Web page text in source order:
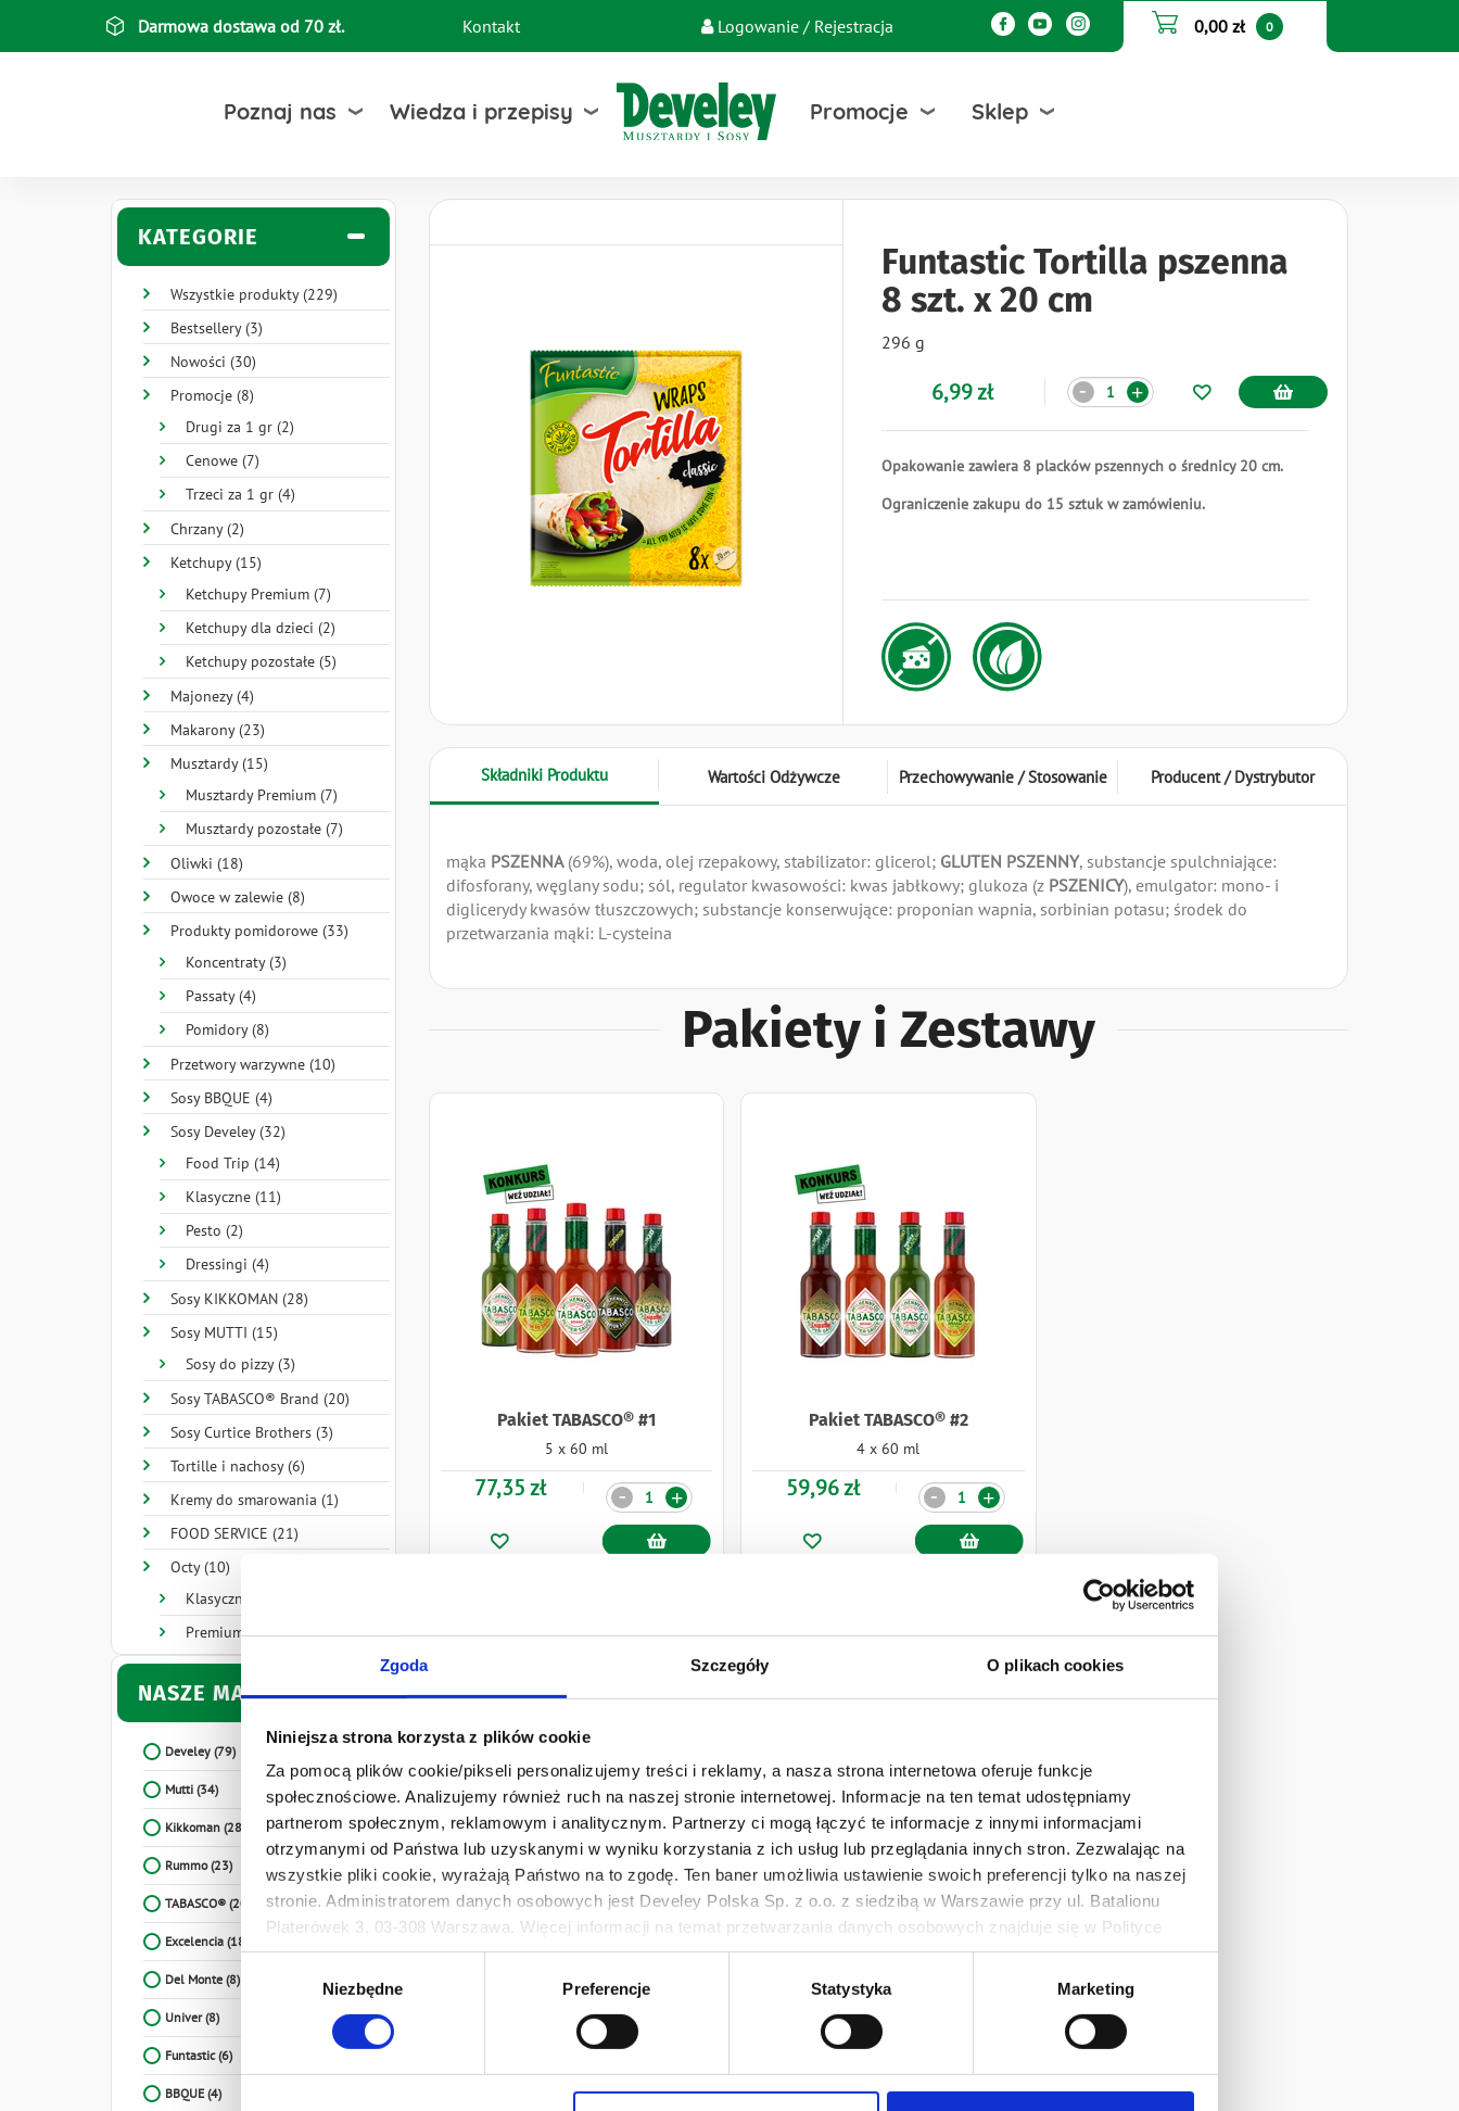
Zgoda Szczegóły O plikach cookies
Niniejsza strona korzysta z plików cookie
Za pomocą plików cookie/pikseli personalizujemy treści i reklamy, a nasza strona internetowa oferuje funkcje
społecznościowe. Analizujemy również ruch na naszej stronie internetowej. Informacje na ten temat udostępniamy
partnerom społecznym, reklamowym i analitycznym. Partnerzy ci mogą łączyć te informacje z innymi informacjami
otrzymanymi od Państwa lub uzyskanymi w wyniku korzystania z ich usług lub przeglądania innych stron. Zezwalając na
wszystkie pliki cookie, wyrażają Państwo na to zgodę. Ten baner umożliwia ustawienie swoich preferencji tylko na naszej
stronie. Administratorem danych osobowych jest Develey Polska Sp. z o.o. z siedzibą w Warszawie przy ul. Batalionu
Platerówek 3, 03-308 Warszawa. Więcej informacji na temat przetwarzania danych osobowych znajduje się w Polityce
Prywatności.
Ten baner umożliwia ustawienie Twoich preferencji tylko na naszej stronie. Administratorem danych osobowych jest
przetwarzaniu danych osobowych jest wPolityki prywatności
Niezbędne Preferencje Statystyka Marketing
Darmowa dostawa od 70 zł. Kontakt Logowanie / Rejestracja 0,00 zł 0
Poznaj nas Wiedza i przepisy Promocje Sklep
KATEGORIE
Wszystkie produkty (229)
Bestsellery (3)
Nowości (30)
Promocje (8)
Drugi za 1 gr (2)
Cenowe (7)
Trzeci za 1 gr (4)
Chrzany (2)
Ketchupy (15)
Ketchupy Premium (7)
Ketchupy dla dzieci (2)
Ketchupy pozostałe (5)
Majonezy (4)
Makarony (23)
Musztardy (15)
Musztardy Premium (7)
Musztardy pozostałe (7)
Oliwki (18)
Owoce w zalewie (8)
Produkty pomidorowe (33)
Koncentraty (3)
Passaty (4)
Pomidory (8)
Przetwory warzywne (10)
Sosy BBQUE (4)
Sosy Develey (32)
Food Trip (14)
Klasyczne (11)
Pesto (2)
Dressingi (4)
Sosy KIKKOMAN (28)
Sosy MUTTI (15)
Sosy do pizzy (3)
Sosy TABASCO® Brand (20)
Sosy Curtice Brothers (3)
Tortille i nachosy (6)
Kremy do smarowania (1)
FOOD SERVICE (21)
Octy (10)
Klasyczne (6)
Premium (2)
NASZE MARKI
Develey (79)
Mutti (34)
Kikkoman (28)
Rummo (23)
TABASCO® (20)
Excelencia (18)
Del Monte (8)
Univer (8)
Funtastic (6)
BBQUE (4)
Funtastic Tortilla pszenna
8 szt. x 20 cm
296 g
6,99 zł Ilość +
-
Opakowanie zawiera 8 placków pszennych o średnicy 20 cm.
Ograniczenie zakupu do 15 sztuk w zamówieniu.
Składniki Produktu
mąka PSZENNA(69%), woda, olej rzepakowy, stabilizator: glicerol; GLUTEN PSZENNY, substancje spulchniające:
difosforany, węglany sodu; sól, regulator kwasowości: kwas jabłkowy; glukoza (z PSZENICY), emulgator: mono- i
diglicerydy kwasów tłuszczowych; substancje konserwujące: proponian wapnia, sorbinian potasu; środek do
przetwarzania mąki: L-cysteina
Wartości Odżywcze Przechowywanie / Stosowanie Producent / Dystrybutor
Pakiety i Zestawy
Pakiet TABASCO® #1
5 x 60 ml
77,35 zł Ilość +
-
Pakiet TABASCO® #2
4 x 60 ml
59,96 zł Ilość +
-